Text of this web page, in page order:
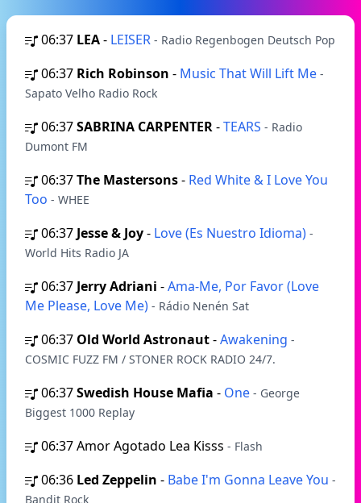
06:37 LEA- LEISER - Radio Regenbogen Deutsch Pop
06:37 Rich Robinson - Music That Will Lift Me -
Sapato Velho Radio Rock
06:37SABRINA CARPENTER-TEARS - Radio
Dumont FM
06:37The Mastersons- Red White & I Love You
Too - WHEE
06:37 Jesse & Joy- Love (Es Nuestro Idioma) -
World Hits Radio JA
06:37 Jerry Adriani -Ama-Me, Por Favor (Love
Me Please, Love Me) - Rádio Nenén Sat
06:37 Old World Astronaut-Awakening -
COSMIC FUZZ FM / STONER ROCK RADIO 24/7.
06:37Swedish House Mafia - One - George
Biggest 1000 Replay
06:37Amor Agotado Lea Kisss - Flash
06:36 Led Zeppelin - Babe I'm Gonna Leave You -
Bandit Rock